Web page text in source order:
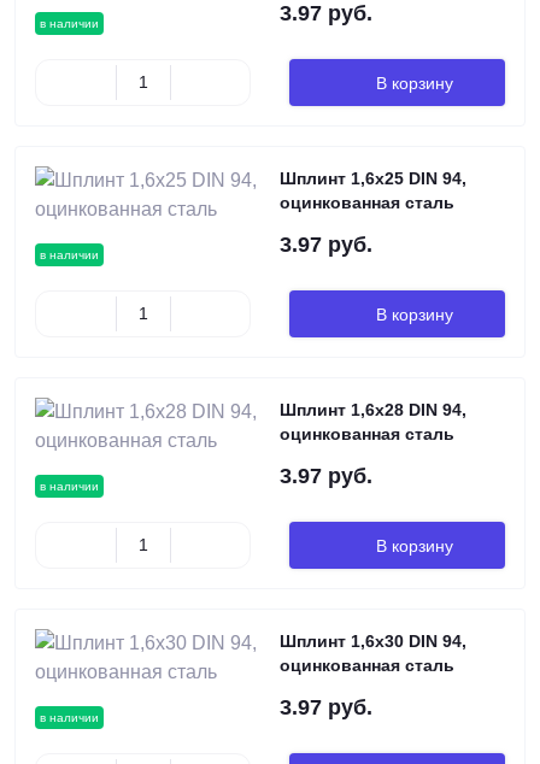
в наличии 3.97 руб.
В корзину
в наличии
Шплинт 1,6х25 DIN 94,
оцинкованная сталь
3.97 руб.
В корзину
в наличии
Шплинт 1,6х28 DIN 94,
оцинкованная сталь
3.97 руб.
В корзину
в наличии
Шплинт 1,6х30 DIN 94,
оцинкованная сталь
3.97 руб.